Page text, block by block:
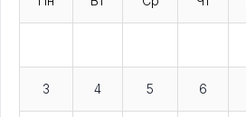
3 4 5 6